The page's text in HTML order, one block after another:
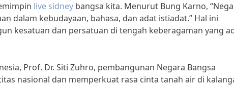
live sidney bangsa kita. Menurut Bung Karno,
dalam kebudayaan, bahasa, dan adat istiadat.” Hal ini
kesatuan dan persatuan di tengah keberagaman yang
Prof. Dr. Siti Zuhro, pembangunan Negara Bangsa
nasional dan memperkuat rasa cinta tanah air di